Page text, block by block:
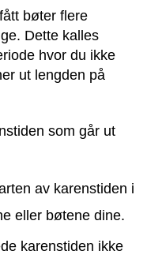
bøter flere
Dette kalles
hvor du ikke
ut lengden på
som går ut
av karenstiden i
eller bøtene dine.
karenstiden ikke